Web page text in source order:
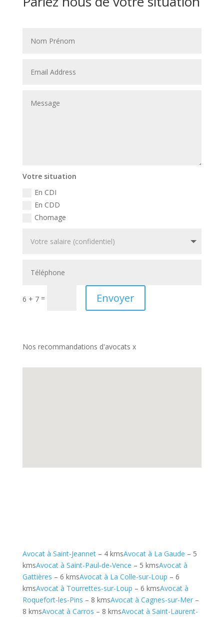
Votre situation
En CDI
En CDD
Chomage
6 + 7= Envoyer
Nos recommandations d'avocats x
Avocat à Saint-Jeannet– 4 kmsAvocat à La Gaude – 5
kmsAvocat à Saint-Paul-de-Vence – 5 kmsAvocat à
Gattières – 6 kmsAvocat à La Colle-sur-Loup – 6
kmsAvocat à Tourrettes-sur-Loup – 6 kmsAvocat à
Roquefort-les-Pins – 8 kmsAvocat à Cagnes-sur-Mer–
8 kmsAvocat à Carros – 8 kmsAvocat à Saint-Laurent-